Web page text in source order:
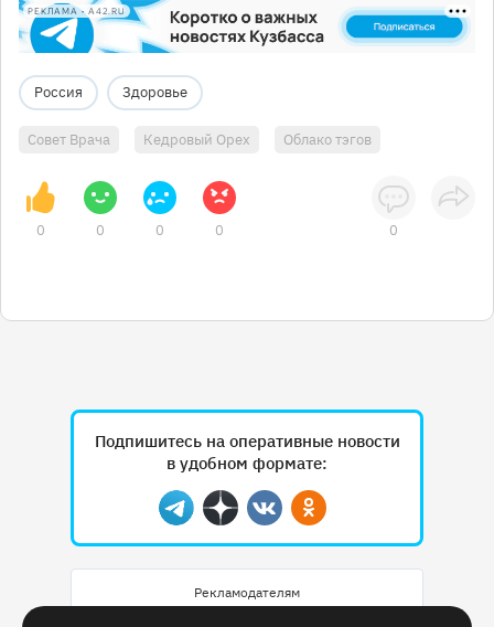
РЕКЛАМА • A42.RU
Россия Здоровье
Совет Врача Кедровый Орех Облако тэгов
0 0 0 0 0
Подпишитесь на оперативные новости
в удобном формате:
Telegram
ДзенВконтактеОдноклассники
Рекламодателям